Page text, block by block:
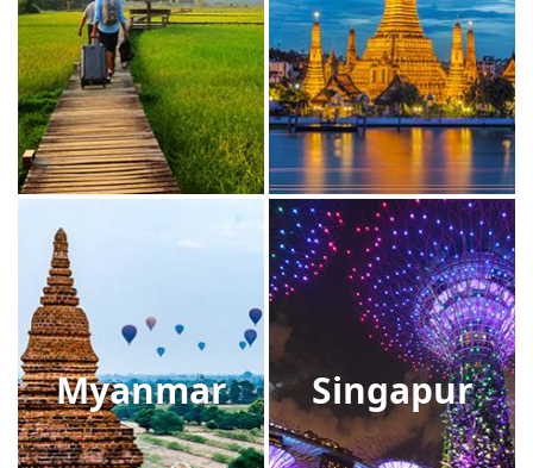
Myanmar Singapur